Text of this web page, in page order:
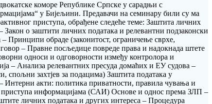
коморе Републике Српске у сарадњи с
у Бијељини. Предавачи на семинару били су ма
приступа, обрађене следеће теме: Заштита личних
о заштити личних података и релевантни подзаконски
Принципи обраде (законитост, ограничење сврхе,
– Правне посљедице повреде права и надокнада штете
односи и одговорности између контролора и
– Анализа релевантних пресуда домаћих и ЕУ судова –
спољни захтјев за подацима) Заштита података у
Интерни акти: политика приватности, правила чувања и
приступа информацијама (САИ) Основе и однос према ЗЛП –
личних података и других интереса – Процедура